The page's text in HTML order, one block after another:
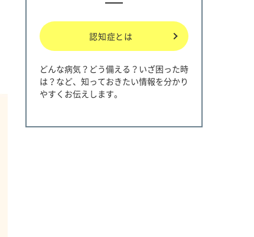
認知症とは
どんな病気？どう備える？いざ困った時
は？など、知っておきたい情報を分かり
やすくお伝えします。